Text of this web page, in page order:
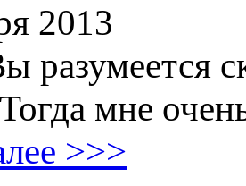
2013
разумеется
мне
>>>